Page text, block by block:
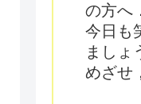
の方へ
今日も
ましょ
めざせ